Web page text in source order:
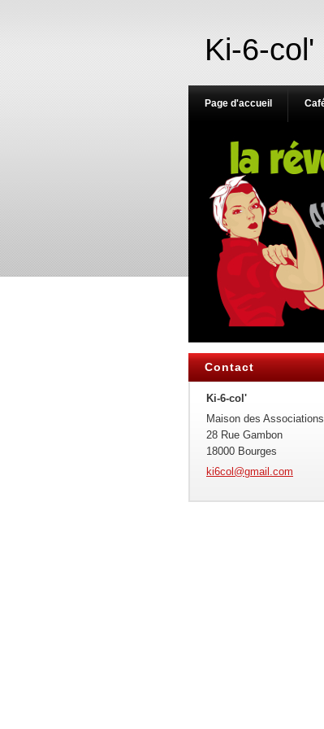
Ki-6-col'
Contact
Ki-6-col'
Maison des Associations
28 Rue Gambon
18000 Bourges
ki6col@gmail.com
Page d'accueil